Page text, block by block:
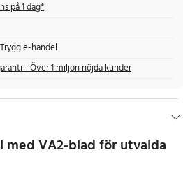
på 1 dag*
e-handel
- Över 1 miljon nöjda kunder
med VA2-blad för utvalda